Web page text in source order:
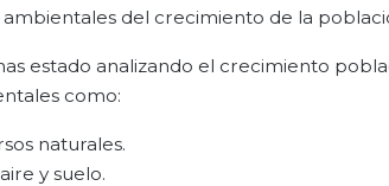
ambientales del crecimiento de la
estado analizando el crecimiento
como:
naturales.
y suelo.